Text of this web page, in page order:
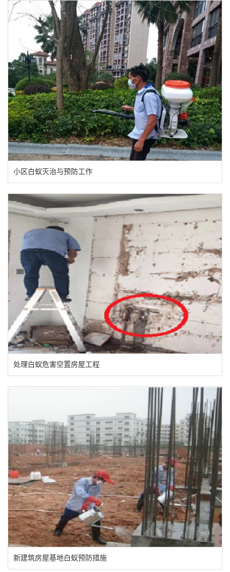
小区白蚁灭治与预防工作
处理白蚁危害空置房屋工程
新建筑房屋基地白蚁预防措施